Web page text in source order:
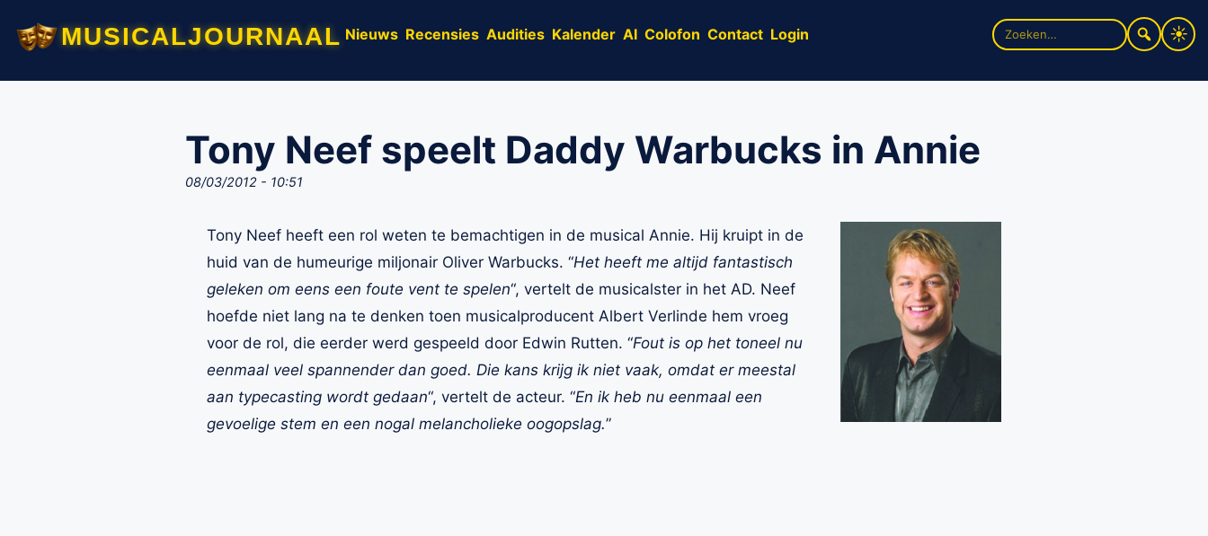
musicaljournaal Nieuws Recensies Audities Kalender AI Colofon Contact Login
Zoek
naar:
Tony Neef speelt Daddy Warbucks in Annie
08/03/2012 - 10:51
Tony Neef heeft een rol weten te bemachtigen in de musical Annie. Hij kruipt in de
huid van de humeurige miljonair Oliver Warbucks. “Het heeft me altijd fantastisch
geleken om eens een foute vent te spelen“, vertelt de musicalster in het AD. Neef
hoefde niet lang na te denken toen musicalproducent Albert Verlinde hem vroeg
voor de rol, die eerder werd gespeeld door Edwin Rutten. “Fout is op het toneel nu
eenmaal veel spannender dan goed. Die kans krijg ik niet vaak, omdat er meestal
aan typecasting wordt gedaan“, vertelt de acteur. “En ik heb nu eenmaal een
gevoelige stem en een nogal melancholieke oogopslag.”